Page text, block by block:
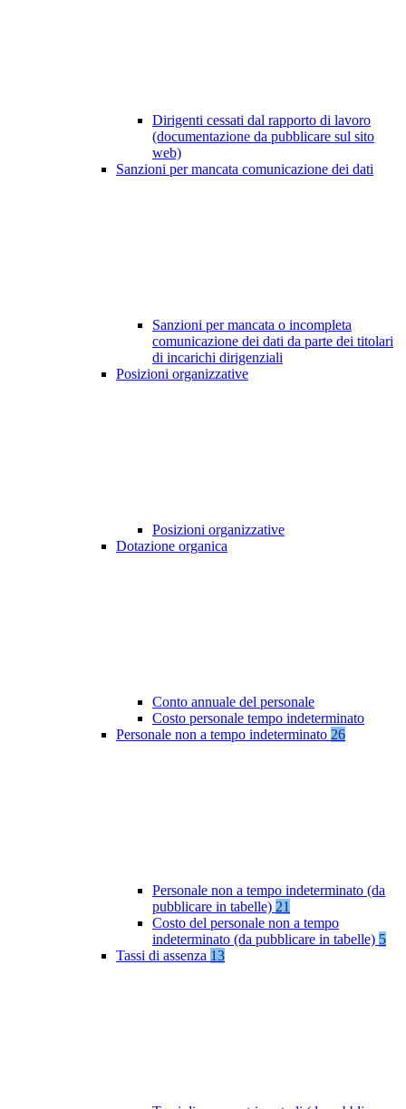
Dirigenti cessati dal rapporto di lavoro
(documentazione da pubblicare sul sito
web)
Sanzioni per mancata comunicazione dei dati
Sanzioni per mancata o incompleta
comunicazione dei dati da parte dei titolari
di incarichi dirigenziali
Posizioni organizzative
Posizioni organizzative
Dotazione organica
Conto annuale del personale
Costo personale tempo indeterminato
Personale non a tempo indeterminato 26
Personale non a tempo indeterminato (da
pubblicare in tabelle) 21
Costo del personale non a tempo
indeterminato (da pubblicare in tabelle) 5
Tassi di assenza 13